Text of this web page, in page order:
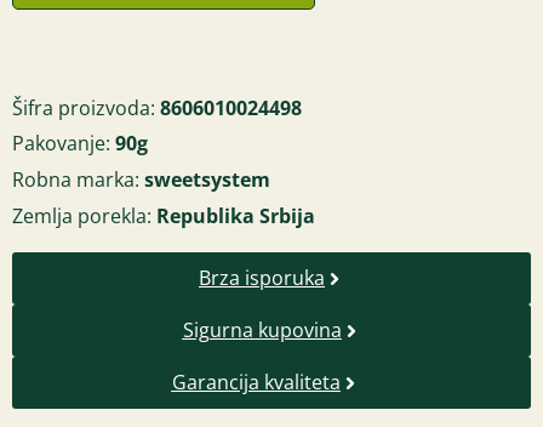
Šifra proizvoda: 8606010024498
Pakovanje: 90g
Robna marka: sweetsystem
Zemlja porekla: Republika Srbija
Brza isporuka
Sigurna kupovina
Garancija kvaliteta